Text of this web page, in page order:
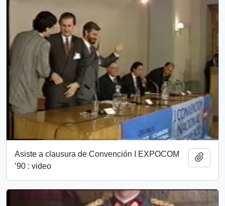
Asiste a clausura de Convención I EXPOCOM
’90 : video